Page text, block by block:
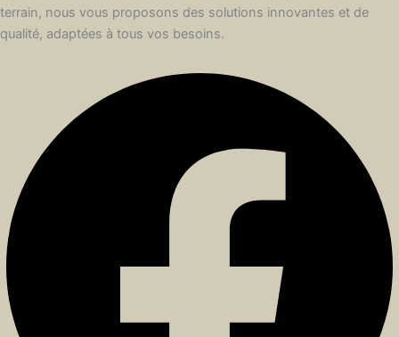
terrain, nous vous proposons des solutions innovantes et de
qualité, adaptées à tous vos besoins.